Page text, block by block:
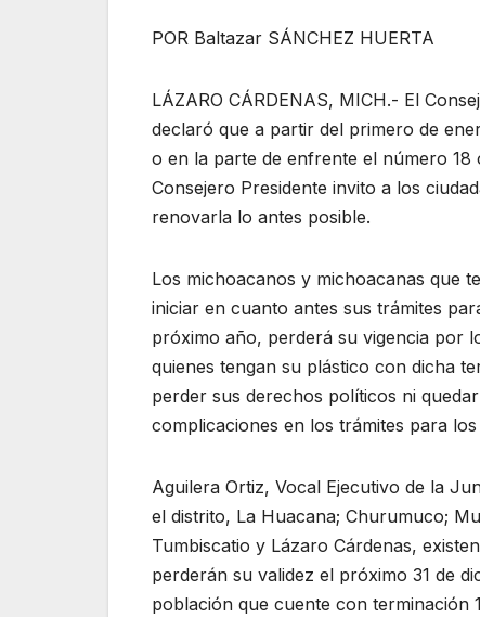
POR Baltazar SÁNCHEZ HUERTA
LÁZARO CÁRDENAS, MICH.- El
declaró que a partir del primero de
o en la parte de enfrente el número
Consejero Presidente invito a los
renovarla lo antes posible.
Los michoacanos y michoacanas que
iniciar en cuanto antes sus trámites
próximo año, perderá su vigencia por
quienes tengan su plástico con dicha
perder sus derechos políticos ni
complicaciones en los trámites para
Aguilera Ortiz, Vocal Ejecutivo de la
el distrito, La Huacana; Churumuco;
Tumbiscatio y Lázaro Cárdenas,
perderán su validez el próximo 31 de
población que cuente con terminación